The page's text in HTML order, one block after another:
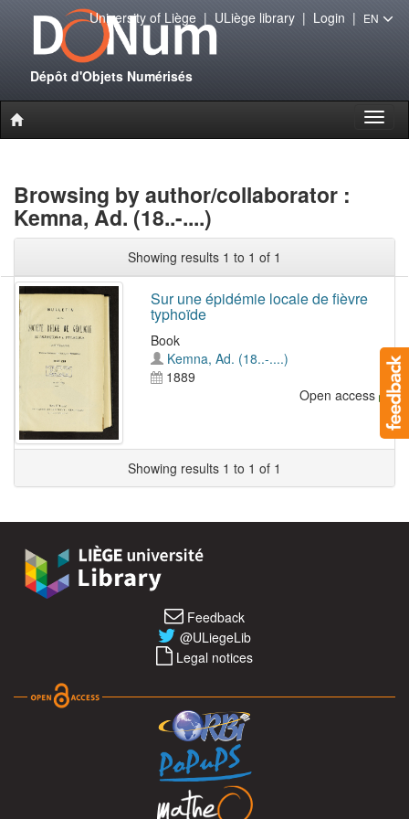
Dépôt d'Objets Numérisés
University of Liège| ULiège library| Login | EN
Browsing by author/collaborator :
Kemna, Ad. (18..-....)
Showing results 1 to 1 of 1
Sur une épidémie locale de fièvre
typhoïde
Book
Kemna, Ad. (18..-....)
1889
Open access
Showing results 1 to 1 of 1
Feedback
@ULiegeLib
Legal notices